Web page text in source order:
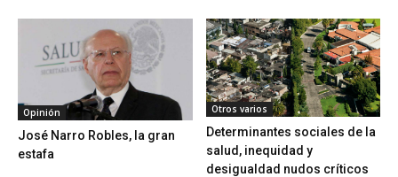
Opinión
José Narro Robles, la gran
estafa
Otros varios
Determinantes sociales de la
salud, inequidad y
desigualdad nudos críticos